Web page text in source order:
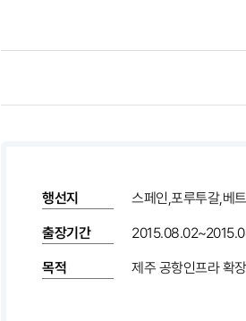
행선지 스페인,포루투갈,베
출장기간
목적 제주 공항인프라 확